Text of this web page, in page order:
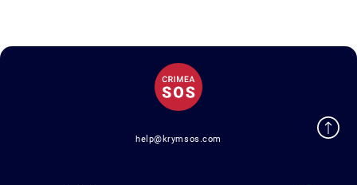
help@krymsos.com